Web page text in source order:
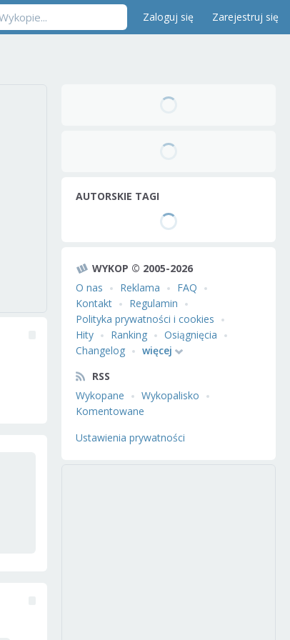
Zaloguj się Zarejestruj się
AUTORSKIE TAGI
WYKOP © 2005-2026
O nas
Reklama
FAQ
Kontakt
Regulamin
Polityka prywatności i cookies
Hity
Ranking
Osiągnięcia
Changelog
więcej
RSS
Wykopane
Wykopalisko
Komentowane
Ustawienia prywatności